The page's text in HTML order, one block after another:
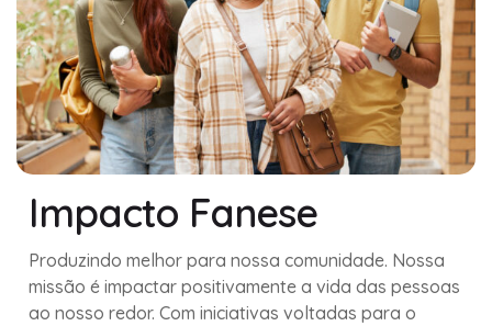
Impacto Fanese
Produzindo melhor para nossa comunidade. Nossa
missão é impactar positivamente a vida das pessoas
ao nosso redor. Com iniciativas voltadas para o